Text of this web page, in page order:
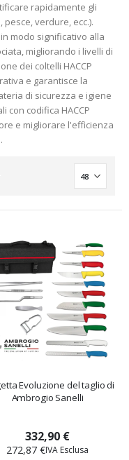
rapidamente gli
verdure, ecc.).
modo significativo alla
migliorando i livelli di
dei coltelli HACCP
e garantisce la
di sicurezza e igiene
con codifica HACCP
e migliorare l'efficienza
Imposta
Evoluzione del taglio di
Ambrogio Sanelli
332,90 €
272,87 €